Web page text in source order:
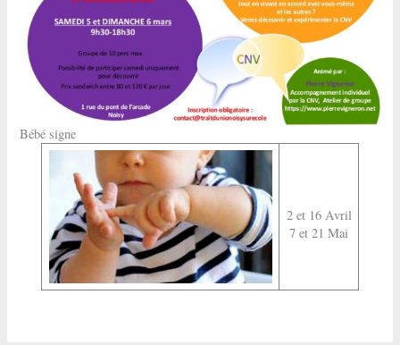
Bébé signe
2 et 16 Avril
7 et 21 Mai